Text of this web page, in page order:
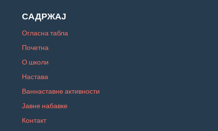
САДРЖАЈ
Огласна табла
Почетна
О школи
Настава
Ваннаставне активности
Јавне набавке
Контакт